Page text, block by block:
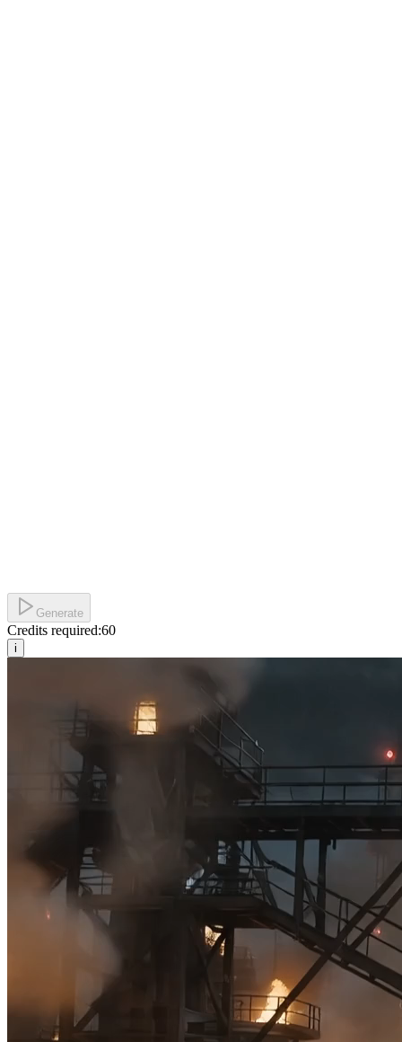
Generate
Credits required:60
i